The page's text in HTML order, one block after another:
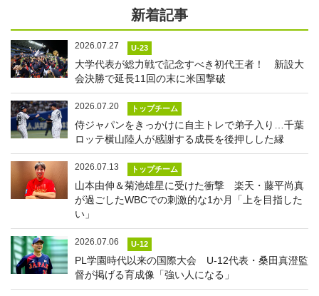
新着記事
2026.07.27 U-23
大学代表が総力戦で記念すべき初代王者！ 新設大
会決勝で延長11回の末に米国撃破
2026.07.20 トップチーム
侍ジャパンをきっかけに自主トレで弟子入り…千葉
ロッテ横山陸人が感謝する成長を後押しした縁
2026.07.13 トップチーム
山本由伸＆菊池雄星に受けた衝撃 楽天・藤平尚真
が過ごしたWBCでの刺激的な1か月「上を目指した
い」
2026.07.06 U-12
PL学園時代以来の国際大会 U-12代表・桑田真澄監
督が掲げる育成像「強い人になる」